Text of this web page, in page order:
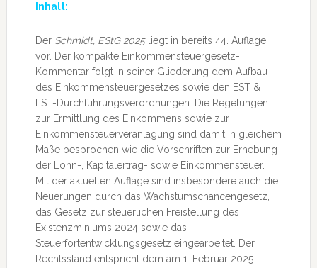
Inhalt:
Der Schmidt, EStG 2025 liegt in bereits 44. Auflage
vor. Der kompakte Einkommensteuergesetz-
Kommentar folgt in seiner Gliederung dem Aufbau
des Einkommensteuergesetzes sowie den EST &
LST-Durchführungsverordnungen. Die Regelungen
zur Ermittlung des Einkommens sowie zur
Einkommensteuerveranlagung sind damit in gleichem
Maße besprochen wie die Vorschriften zur Erhebung
der Lohn-, Kapitalertrag- sowie Einkommensteuer.
Mit der aktuellen Auflage sind insbesondere auch die
Neuerungen durch das Wachstumschancengesetz,
das Gesetz zur steuerlichen Freistellung des
Existenzminiums 2024 sowie das
Steuerfortentwicklungsgesetz eingearbeitet. Der
Rechtsstand entspricht dem am 1. Februar 2025.